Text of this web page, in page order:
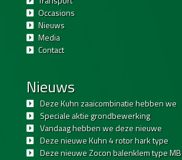
Occasions
Nieuws
Media
Contact
Nieuws
Deze Kuhn zaaicombinatie hebben we
Speciale aktie grondbewerking
Vandaag hebben we deze nieuwe
Deze nieuwe Kuhn 4 rotor hark type
Deze nieuwe Zocon balenklem type MB